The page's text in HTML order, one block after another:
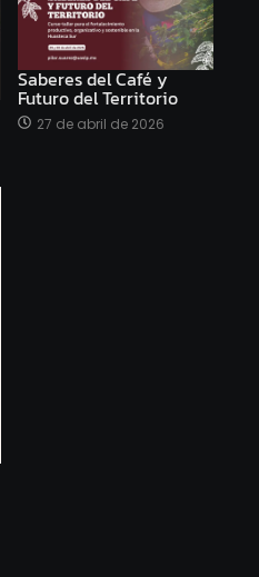
Saberes del Café y
Futuro del Territorio
27 de abril de 2026